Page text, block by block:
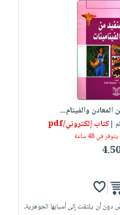
والفيتام...
|كتاب إلكتروني/pdf
يتوفر في 48 ساعة
دون أن يلتفت إلى أسبابها الجوهرية،